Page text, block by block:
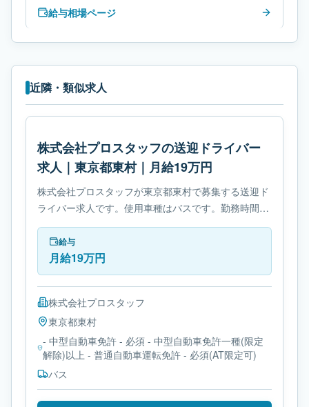
給与相場ページ
近隣・類似求人
株式会社プロスタッフの送迎ドライバー
求人｜東京都東村｜月給19万円
株式会社プロスタッフが東京都東村で募集する送迎ド
ライバー求人です。使用車種はバスです。勤務時間
は- 変形労働時間制です。必要免許は- 中型自動車免許
です。給与
月給19万円
株式会社プロスタッフ
東京都東村
- 中型自動車免許 - 必須 - 中型自動車免許一種(限定
解除)以上 - 普通自動車運転免許 - 必須(AT限定可)
バス